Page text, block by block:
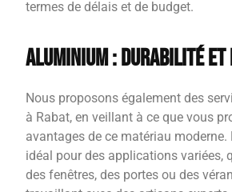
termes de délais et de budget.
Aluminium : Durabilité et
Nous proposons également des
à Rabat, en veillant à ce que vous
avantages de ce matériau moderne.
idéal pour des applications variées,
des fenêtres, des portes ou des